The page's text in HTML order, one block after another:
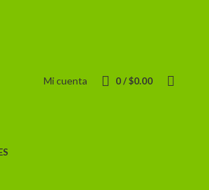
Mi cuenta 0/ $0.00